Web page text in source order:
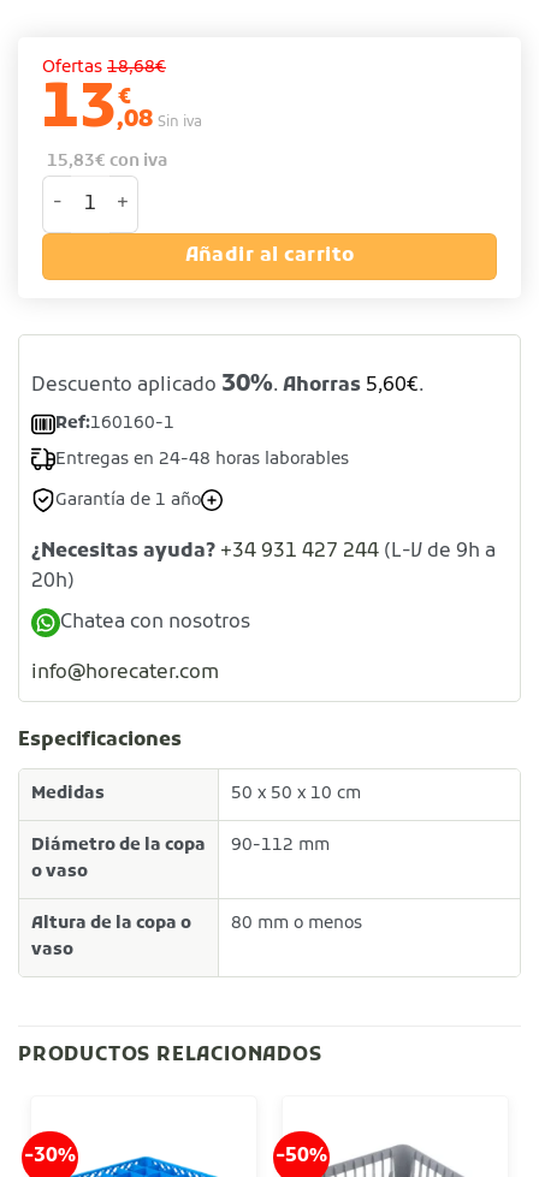
Ofertas 18,68€
13€
,08 Sin iva
15,83€ con iva
Cesta Lavavajillas Profesional para Vasos y Copas de
Añadir al carrito
Descuento aplicado 30%. Ahorras 5,60€.
Ref:160160-1
Entregas en 24-48 horas laborables
Garantía de 1 año
¿Necesitas ayuda? +34 931 427 244 (L-V de 9h a
20h)
Chatea con nosotros
info@horecater.com
Especificaciones
Medidas 50 x 50 x 10 cm
Diámetro de la copa
o vaso
90-112 mm
Altura de la copa o
vaso
80 mm o menos
PRODUCTOS RELACIONADOS
-30% -50%